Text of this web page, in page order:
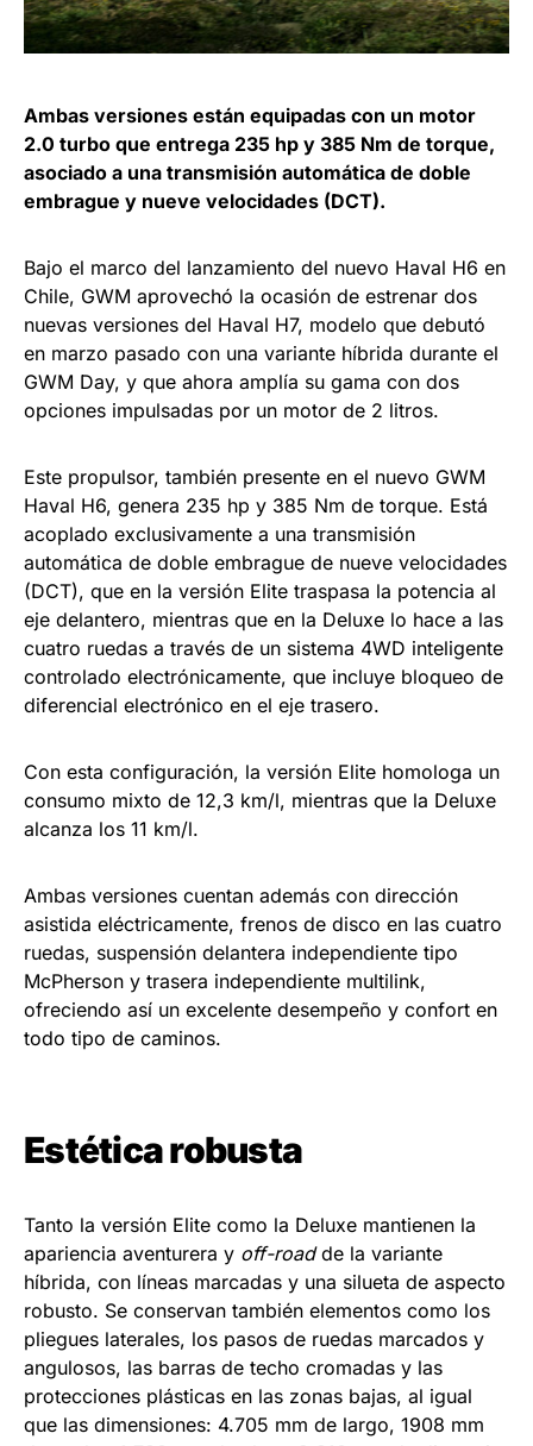
Ambas versiones están equipadas con un motor
2.0 turbo que entrega 235 hp y 385 Nm de torque,
asociado a una transmisión automática de doble
embrague y nueve velocidades (DCT).
Bajo el marco del lanzamiento del nuevo Haval H6 en
Chile, GWM aprovechó la ocasión de estrenar dos
nuevas versiones del Haval H7, modelo que debutó
en marzo pasado con una variante híbrida durante el
GWM Day, y que ahora amplía su gama con dos
opciones impulsadas por un motor de 2 litros.
Este propulsor, también presente en el nuevo GWM
Haval H6, genera 235 hp y 385 Nm de torque. Está
acoplado exclusivamente a una transmisión
automática de doble embrague de nueve velocidades
(DCT), que en la versión Elite traspasa la potencia al
eje delantero, mientras que en la Deluxe lo hace a las
cuatro ruedas a través de un sistema 4WD inteligente
controlado electrónicamente, que incluye bloqueo de
diferencial electrónico en el eje trasero.
Con esta configuración, la versión Elite homologa un
consumo mixto de 12,3 km/l, mientras que la Deluxe
alcanza los 11 km/l.
Ambas versiones cuentan además con dirección
asistida eléctricamente, frenos de disco en las cuatro
ruedas, suspensión delantera independiente tipo
McPherson y trasera independiente multilink,
ofreciendo así un excelente desempeño y confort en
todo tipo de caminos.
Estética robusta
Tanto la versión Elite como la Deluxe mantienen la
apariencia aventurera y off-roadde la variante
híbrida, con líneas marcadas y una silueta de aspecto
robusto. Se conservan también elementos como los
pliegues laterales, los pasos de ruedas marcados y
angulosos, las barras de techo cromadas y las
protecciones plásticas en las zonas bajas, al igual
que las dimensiones: 4.705 mm de largo, 1908 mm